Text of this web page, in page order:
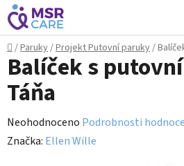
Přejít
na
obsah
Domů
/Paruky/Projekt Putovní paruky/
Balíček s
Táňa
Průměrné
hodnocení
Neohodnoceno Podrobnosti
Značka: Ellen Wille